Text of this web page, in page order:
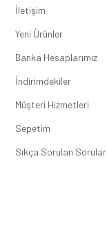
İletişim
Yeni Ürünler
Banka Hesaplarımız
İndirimdekiler
Müşteri Hizmetleri
Sepetim
Sıkça Sorulan Sorular